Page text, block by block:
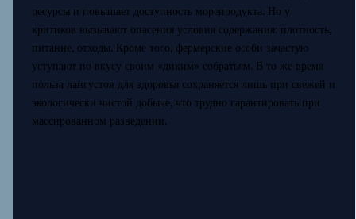
ресурсы и повышает доступность морепродукта. Но у
критиков вызывают опасения условия содержания: плотность,
питание, отходы. Кроме того, фермерские особи зачастую
уступают по вкусу своим «диким» собратьям. В то же время
польза лангустов для здоровья сохраняется лишь при свежей и
экологически чистой добыче, что трудно гарантировать при
массированном разведении.